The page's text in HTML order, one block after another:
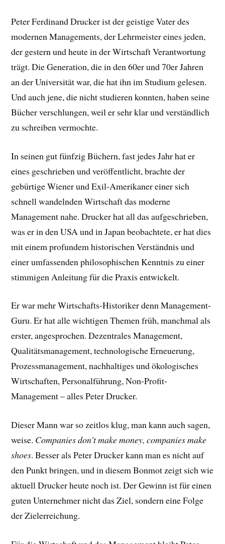
Peter Ferdinand Drucker ist der geistige Vater des
modernen Managements, der Lehrmeister eines jeden,
der gestern und heute in der Wirtschaft Verantwortung
trägt. Die Generation, die in den 60er und 70er Jahren
an der Universität war, die hat ihn im Studium gelesen.
Und auch jene, die nicht studieren konnten, haben seine
Bücher verschlungen, weil er sehr klar und verständlich
zu schreiben vermochte.
In seinen gut fünfzig Büchern, fast jedes Jahr hat er
eines geschrieben und veröffentlicht, brachte der
gebürtige Wiener und Exil-Amerikaner einer sich
schnell wandelnden Wirtschaft das moderne
Management nahe. Drucker hat all das aufgeschrieben,
was er in den USA und in Japan beobachtete, er hat dies
mit einem profundem historischen Verständnis und
einer umfassenden philosophischen Kenntnis zu einer
stimmigen Anleitung für die Praxis entwickelt.
Er war mehr Wirtschafts-Historiker denn Management-
Guru. Er hat alle wichtigen Themen früh, manchmal als
erster, angesprochen. Dezentrales Management,
Qualitätsmanagement, technologische Erneuerung,
Prozessmanagement, nachhaltiges und ökologisches
Wirtschaften, Personalführung, Non-Profit-
Management – alles Peter Drucker.
Dieser Mann war so zeitlos klug, man kann auch sagen,
weise. Companies don’t make money, companies make
shoes. Besser als Peter Drucker kann man es nicht auf
den Punkt bringen, und in diesem Bonmot zeigt sich wie
aktuell Drucker heute noch ist. Der Gewinn ist für einen
guten Unternehmer nicht das Ziel, sondern eine Folge
der Zielerreichung.